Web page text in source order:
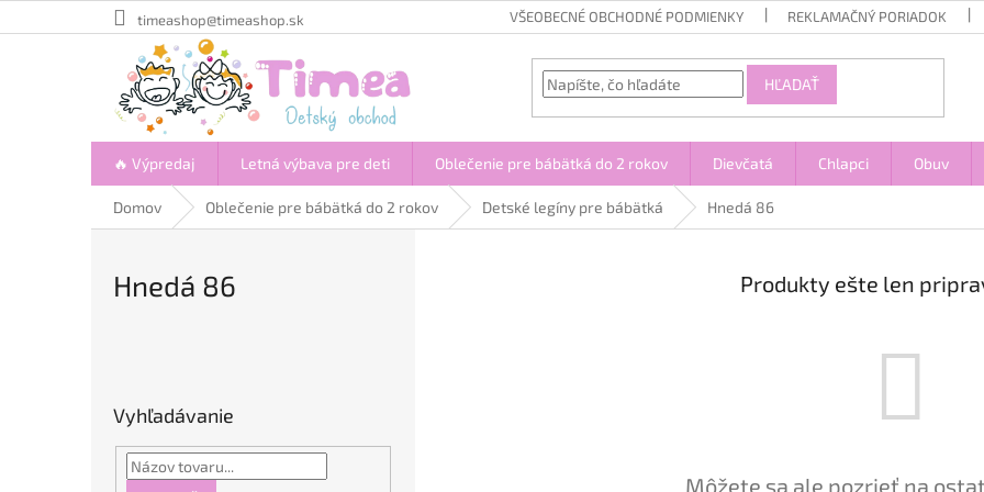
na
timeashop@timeashop.sk VŠEOBECNÉ OBCHODNÉ PODMIENKY REKLAMAČNÝ PORIADOK
HĽADAŤ
🔥 Výpredaj Letná výbava pre deti Oblečenie pre bábätká do 2 rokov Dievčatá Chlapci Obuv
Domov Oblečenie pre bábätká do 2 rokov Detské legíny pre bábätká Hnedá 86
Hnedá 86
Vyhľadávanie
Produkty ešte len
Môžete sa ale pozrieť na